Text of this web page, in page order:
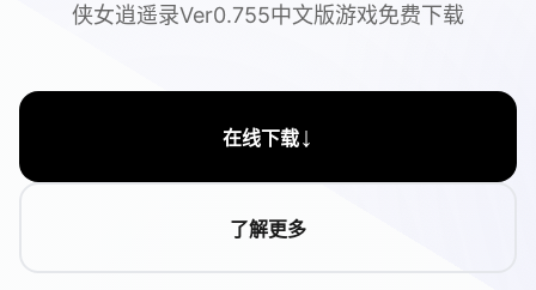
侠女逍遥录Ver0.755中文版游戏免费下载
在线下载↓
了解更多